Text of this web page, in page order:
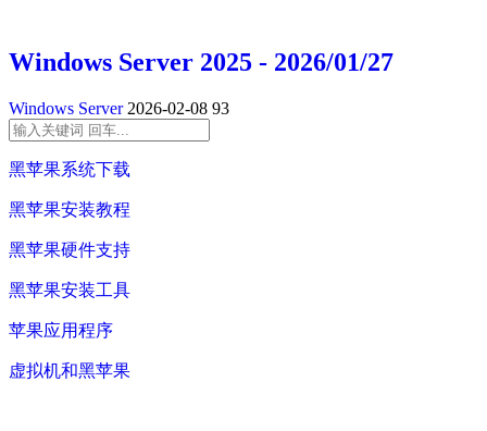
Windows Server 2025 - 2026/01/27
Windows Server 2026-02-08 93
黑苹果系统下载
黑苹果安装教程
黑苹果硬件支持
黑苹果安装工具
苹果应用程序
虚拟机和黑苹果